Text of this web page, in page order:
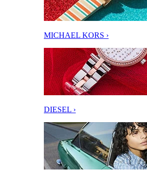
MICHAEL KORS ›
DIESEL ›